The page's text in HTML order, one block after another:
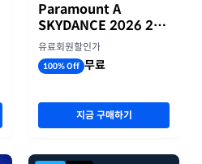
Paramount A
SKYDANCE 2026 2분
기 실적
유료회원할인가
100% Off 무료
지금 구매하기